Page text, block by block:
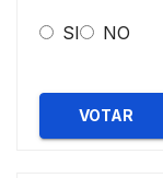
SI NO
VOTAR